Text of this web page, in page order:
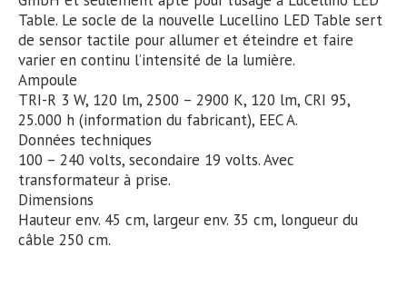
Table. Le socle de la nouvelle Lucellino LED Table sert
de sensor tactile pour allumer et éteindre et faire
varier en continu l’intensité de la lumière.
Ampoule
TRI-R 3 W, 120 lm, 2500 – 2900 K, 120 lm, CRI 95,
25.000 h (information du fabricant), EEC A.
Données techniques
100 – 240 volts, secondaire 19 volts. Avec
transformateur à prise.
Dimensions
Hauteur env. 45 cm, largeur env. 35 cm, longueur du
câble 250 cm.